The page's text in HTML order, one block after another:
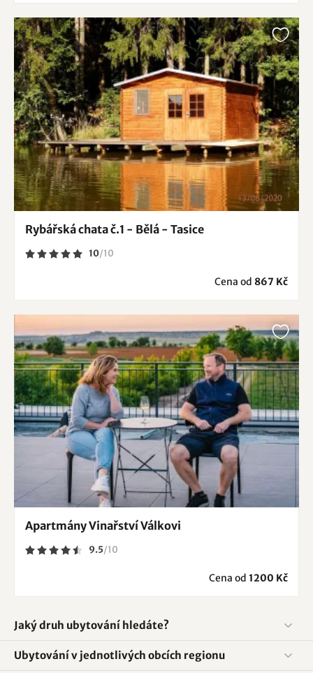
Rybářská chata č.1 - Bělá - Tasice
10/10
Cena od 867 Kč
Apartmány Vinařství Válkovi
9.5/10
Cena od 1200 Kč
Jaký druh ubytování hledáte?
Ubytování v jednotlivých obcích regionu